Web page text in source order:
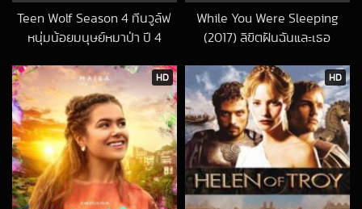
Teen Wolf Season 4 ทีนวูล์ฟ
หนุ่มน้อยมนุษย์หมาป่า ปี 4
While You Were Sleeping
(2017) ลิขิตฝันฉันและเธอ
HD HD